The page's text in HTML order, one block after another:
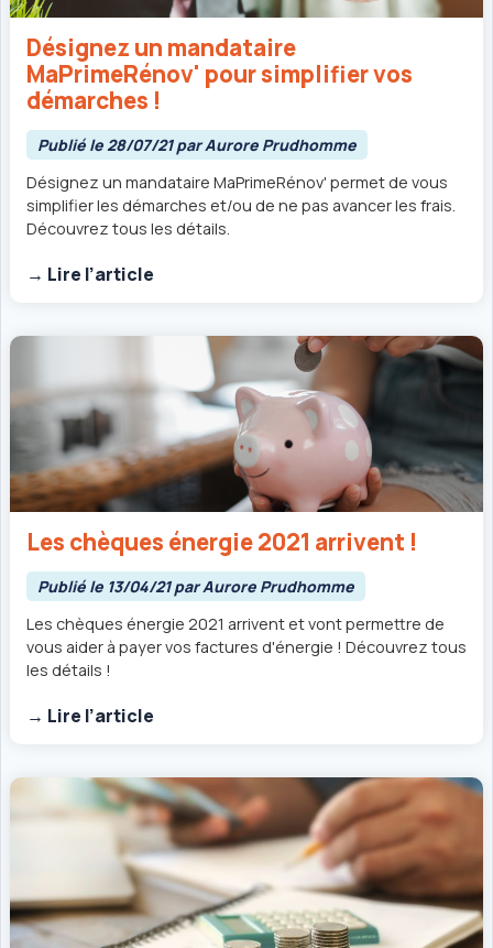
Désignez un mandataire
MaPrimeRénov' pour simplifier vos
démarches !
Publié le 28/07/21 par Aurore Prudhomme
Désignez un mandataire MaPrimeRénov' permet de vous
simplifier les démarches et/ou de ne pas avancer les frais.
Découvrez tous les détails.
→ Lire l’article
Les chèques énergie 2021 arrivent !
Publié le 13/04/21 par Aurore Prudhomme
Les chèques énergie 2021 arrivent et vont permettre de
vous aider à payer vos factures d'énergie ! Découvrez tous
les détails !
→ Lire l’article